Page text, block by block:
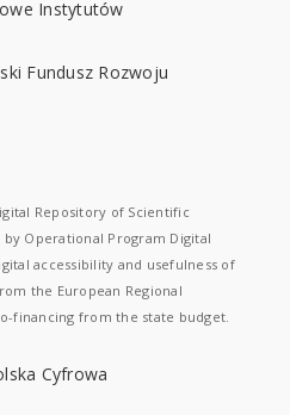
Repository of Scientific
Operational Program Digital
accessibility and usefulness of
the European Regional
financing from the state budget.